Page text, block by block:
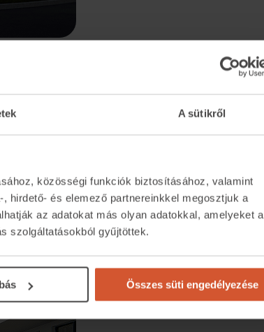
A sütikről
közösségi funkciók biztosításához, valamint
hirdető- és elemező partnereinkkel megosztjuk a
az adatokat más olyan adatokkal, amelyeket a
szolgáltatásokból gyűjtöttek.
Összes süti engedélyezése
Tervezése során
maximális